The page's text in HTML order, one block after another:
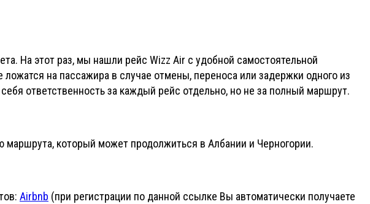
На этот раз, мы нашли рейс Wizz Air с удобной самостоятельной
на пассажира в случае отмены, переноса или задержки одного из
ответственность за каждый рейс отдельно, но не за полный маршрут.
маршрута, который может продолжиться в Албании и Черногории.
Airbnb (при регистрации по данной ссылке Вы автоматически получаете